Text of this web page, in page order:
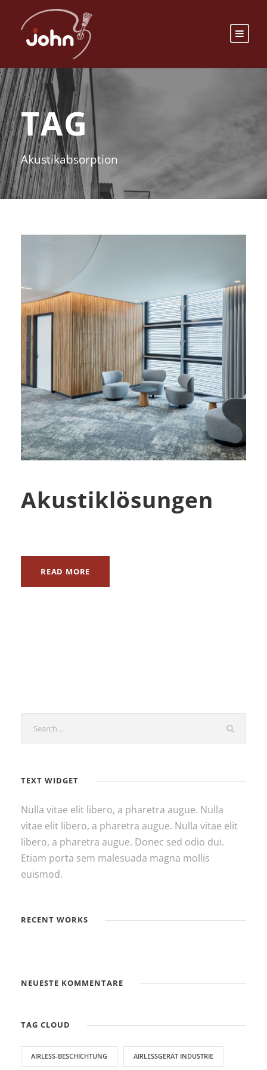
TAG
Akustikabsorption
Akustiklösungen
READ MORE
TEXT WIDGET
Nulla vitae elit libero, a pharetra augue. Nulla
vitae elit libero, a pharetra augue. Nulla vitae elit
libero, a pharetra augue. Donec sed odio dui.
Etiam porta sem malesuada magna mollis
euismod.
RECENT WORKS
NEUESTE KOMMENTARE
TAG CLOUD
AIRLESS-BESCHICHTUNG AIRLESSGERÄT INDUSTRIE